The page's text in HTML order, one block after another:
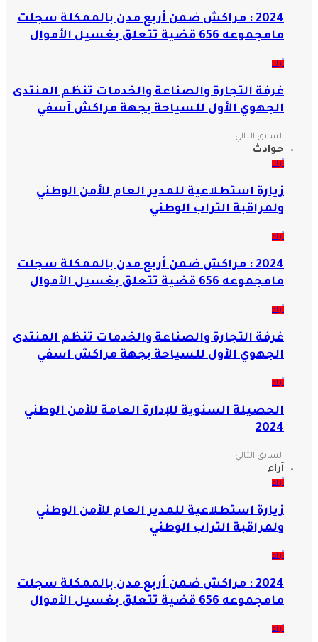
2024 : مراكش ضمن أربع مدن بالممكلة سجلت
مامجموعه 656 قضية تتعلق بغسيل الأموال
آراء
غرفة التجارة والصناعة والخدمات تنظم المنتدى
الجهوي الأول للسياحة بجهة مراكش آسفي
السابق التالي
حوادث
آراء
زيارة استطلاعية للمدير العام للأمن الوطني
ولمراقبة التراب الوطني
آراء
2024 : مراكش ضمن أربع مدن بالممكلة سجلت
مامجموعه 656 قضية تتعلق بغسيل الأموال
آراء
غرفة التجارة والصناعة والخدمات تنظم المنتدى
الجهوي الأول للسياحة بجهة مراكش آسفي
آراء
الحصيلة السنوية للإدارة العامة للأمن الوطني
2024
السابق التالي
آراء
آراء
زيارة استطلاعية للمدير العام للأمن الوطني
ولمراقبة التراب الوطني
آراء
2024 : مراكش ضمن أربع مدن بالممكلة سجلت
مامجموعه 656 قضية تتعلق بغسيل الأموال
آراء